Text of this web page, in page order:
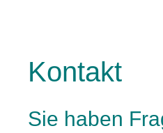
Kontakt
Sie haben